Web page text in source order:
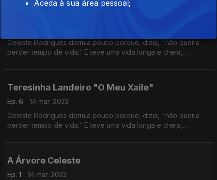
Celeste Rodrigues dormia pouco porque, dizia, "não queria
perder tempo de vida." E teve uma vida longa e cheia,
Teresinha Landeiro "O Meu Xaile"
Ep. 6
14 mar. 2023
Celeste Rodrigues dormia pouco porque, dizia, "não queria
perder tempo de vida." E teve uma vida longa e cheia,
A Árvore Celeste
Ep. 1
14 mar. 2023
Aceda à sua área pessoal;